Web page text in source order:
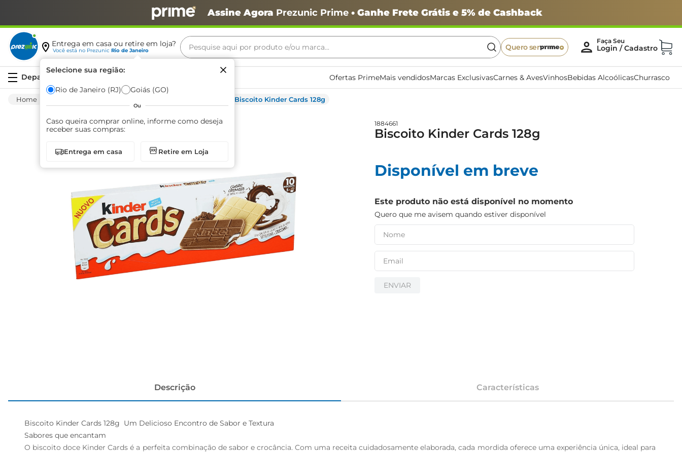
Assine Agora Prezunic Prime• Ganhe Frete Grátis e 5% de Cashback
Entrega em casa ou retire em loja?
Você está no Prezunic Rio de Janeiro
Selecione sua região:
Rio de Janeiro (RJ) Goiás (GO)
Ou
Caso queira comprar online, informe como deseja
receber suas compras:
Entrega em casa Retire em Loja
Pesquise aqui por produto e/ou marca...
Quero ser
Ofertas PrimeMais vendidosMarcas ExclusivasCarnes & AvesVinhosBebidas AlcoólicasChurrasco
Biscoito Kinder Cards 128g
1884661
Biscoito Kinder Cards 128g
Disponível em breve
Este produto não está disponível no momento
Quero que me avisem quando estiver disponível
ENVIAR
Descrição Características
Biscoito Kinder Cards 128g  Um Delicioso Encontro de Sabor e Textura
Sabores que encantam
O biscoito doce Kinder Cards é a perfeita combinação de sabor e crocância. Com uma receita cuidadosamente elaborada, cada mordida oferece uma experiência única, ideal para
Termos mais buscados
café
biscoito
iogurte
papel higiênico
cerveja